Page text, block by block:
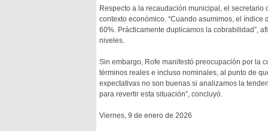
Respecto a la recaudación municipal, el
contexto económico. “Cuando asumimos, el
60%. Prácticamente duplicamos la cobrabilidad”,
niveles.
Sin embargo, Rofe manifestó preocupación por la
términos reales e incluso nominales, al punto de
expectativas no son buenas si analizamos la
para revertir esta situación”, concluyó.
Viernes, 9 de enero de 2026